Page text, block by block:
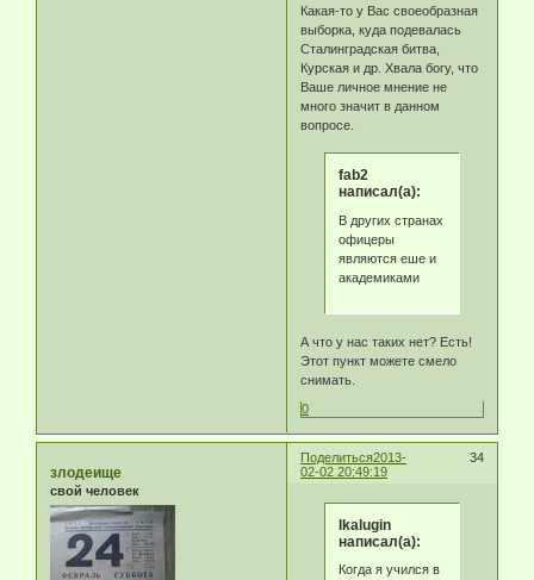
Какая-то у Вас своеобразная
выборка, куда подевалась
Сталинградская битва,
Курская и др. Хвала богу, что
Ваше личное мнение не
много значит в данном
вопросе.
fab2
написал(а):
В других странах
офицеры
являются еше и
академиками
А что у нас таких нет? Есть!
Этот пункт можете смело
снимать.
0
Поделиться 34
2013-
02-02 20:49:19
злодеище
свой человек
Ikalugin
написал(а):
Когда я учился в